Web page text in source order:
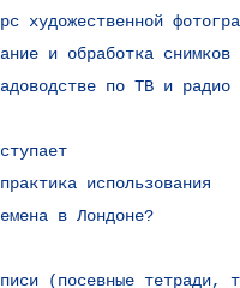
художественной
и обработка снимков
по ТВ и радио
использования
в Лондоне?
(посевные тетради,